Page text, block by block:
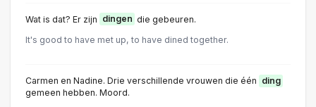
Wat is dat? Er zijn dingen die gebeuren.
It's good to have met up, to have dined together.
Carmen en Nadine. Drie verschillende vrouwen die één ding
gemeen hebben. Moord.